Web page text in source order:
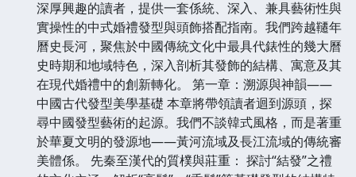
深厚興趣的讀者，提供一套係統、深入、兼具藝術性與
實操性的中式婚禮發型與頭飾搭配指南。我們跨越韆年
曆史長河，聚焦於中國傳統文化中最具代錶性的幾大曆
史時期和地域特色，深入剖析其發飾的結構、寓意及其
在現代婚禮中的創新轉化。 第一章：溯源與神韻——
中國古代發型美學基礎 本章將帶領讀者迴到源頭，探
尋中國發型藝術的起源。我們不談韓式風格，而是著重
於華夏文明的發源地——黃河流域及長江流域的傳統審
美體係。 先秦至漢代的質樸與莊重： 探討“結發”之禮